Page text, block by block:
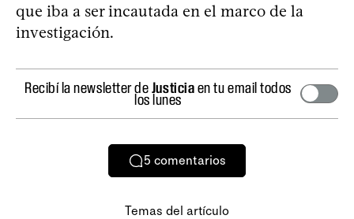
que iba a ser incautada en el marco de la
investigación.
Recibí la newsletter deJusticiaen tu email todos
los lunes
5 comentarios
Temas del artículo